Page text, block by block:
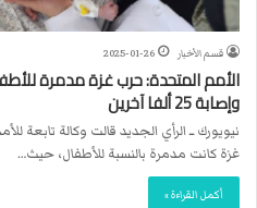
قسم الأخبار 2025-01-26
وإصابة 25 ألفا آخرين
نيويورك ــ الرأي الجديد قالت وكالة تابعة
غزة كانت مدمرة بالنسبة للأطفال، حيث…
أكمل القراءة »